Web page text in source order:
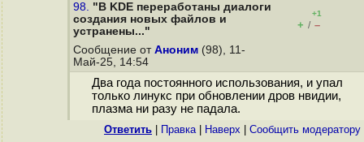
98. "В KDE переработаны диалоги
создания новых файлов и
устранены..."
+1
+ / –
Сообщение от Аноним (98), 11-
Май-25, 14:54
Два года постоянного использования, и упал
только линукс при обновлении дров нвидии,
плазма ни разу не падала.
Ответить Правка| Наверх Cообщить модератору